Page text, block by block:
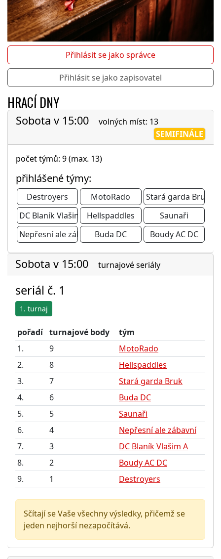
Přihlásit se jako správce
Přihlásit se jako zapisovatel
HRACÍ DNY
Sobota v 15:00
volných míst: 13
SEMIFINÁLE
počet týmů: 9 (max. 13)
přihlášené týmy:
Destroyers MotoRado
Stará garda Bruk
DC Blaník Vlašim AHellspaddles
Saunaři
Nepřesní ale zábavníBuda DC Boudy AC DC
Sobota v 15:00 turnajové seriály
seriál č. 1
1. turnaj
pořadí turnajové body
tým
1.
9
MotoRado
2.
8
Hellspaddles
3.
7
Stará garda Bruk
4.
6
Buda DC
5.
5
Saunaři
6.
4
Nepřesní ale zábavní
7.
3
DC Blaník Vlašim A
8.
2
Boudy AC DC
9.
1 Destroyers
Sčítají se Vaše všechny výsledky, přičemž se
jeden nejhorší nezapočítává.